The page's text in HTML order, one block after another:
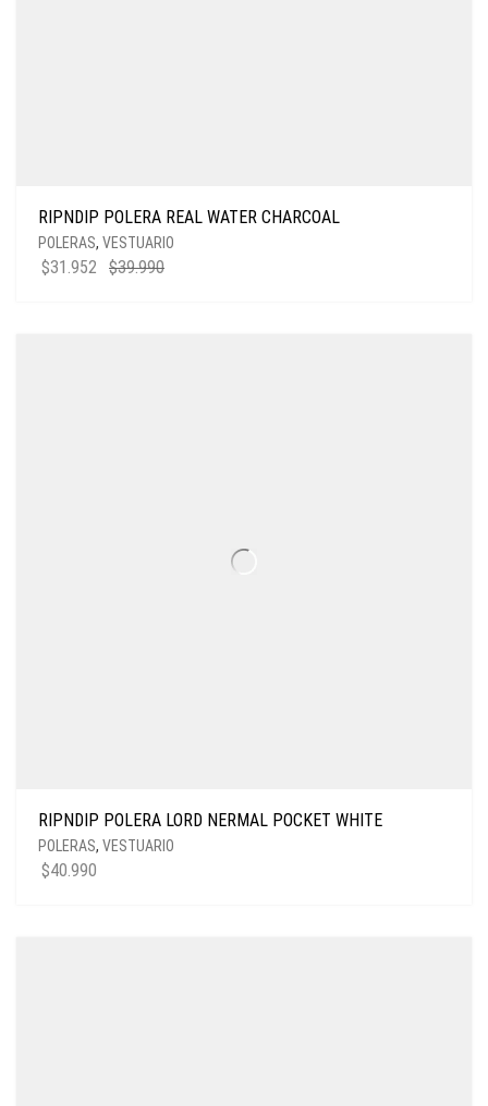
RIPNDIP POLERA REAL WATER CHARCOAL
POLERAS, VESTUARIO
$39.990
$31.952
RIPNDIP POLERA LORD NERMAL POCKET WHITE
POLERAS, VESTUARIO
$40.990